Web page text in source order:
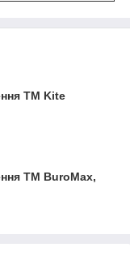
ТМ Kite
ТМ BuroMax,